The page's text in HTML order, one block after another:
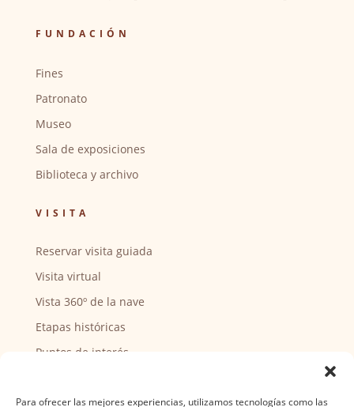
Para ofrecer las mejores experiencias, utilizamos tecnologías como las
FUNDACIÓN
Fines
Patronato
Museo
Sala de exposiciones
Biblioteca y archivo
VISITA
Reservar visita guiada
Visita virtual
Vista 360º de la nave
Etapas históricas
Puntos de interés